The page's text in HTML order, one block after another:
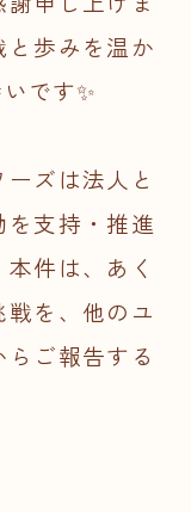
歩みを温か
です✨
ーズは法人と
を支持・推進
件は、あく
を、他のユ
ご報告する